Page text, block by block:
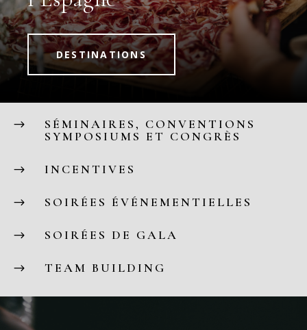
DESTINATIONS
$
SÉMINAIRES, CONVENTIONS
SYMPOSIUMS ET CONGRÈS
$ INCENTIVES
$ SOIRÉES ÉVÉNEMENTIELLES
$ SOIRÉES DE GALA
$ TEAM BUILDING